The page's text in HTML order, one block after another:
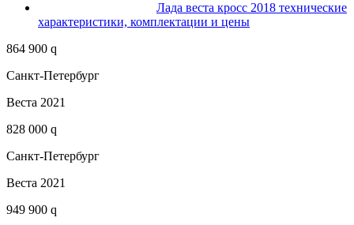
Лада веста кросс 2018 технические
характеристики, комплектации и цены
864 900 q
Санкт-Петербург
Веста 2021
828 000 q
Санкт-Петербург
Веста 2021
949 900 q